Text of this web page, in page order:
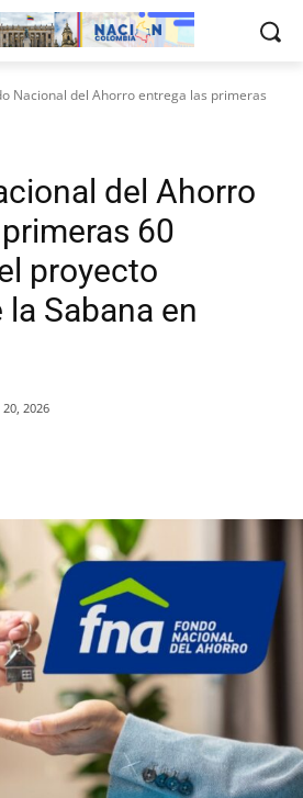
Nacional del Ahorro entrega las primeras
del Ahorro
60
proyecto
Sabana en
2026